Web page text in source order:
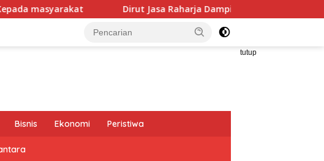
Jasa Raharja Dampingi Wamenhub Tinjau Penanganan Korban KM
tutup
Bisnis Ekonomi Peristiwa